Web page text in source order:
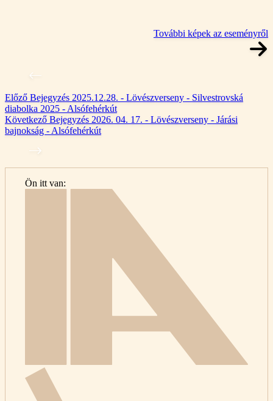
További képek az eseményről
Előző Bejegyzés 2025.12.28. - Lövészverseny - Silvestrovská
diabolka 2025 - Alsófehérkút
Következő Bejegyzés 2026. 04. 17. - Lövészverseny - Járási
bajnokság - Alsófehérkút
Ön itt van: